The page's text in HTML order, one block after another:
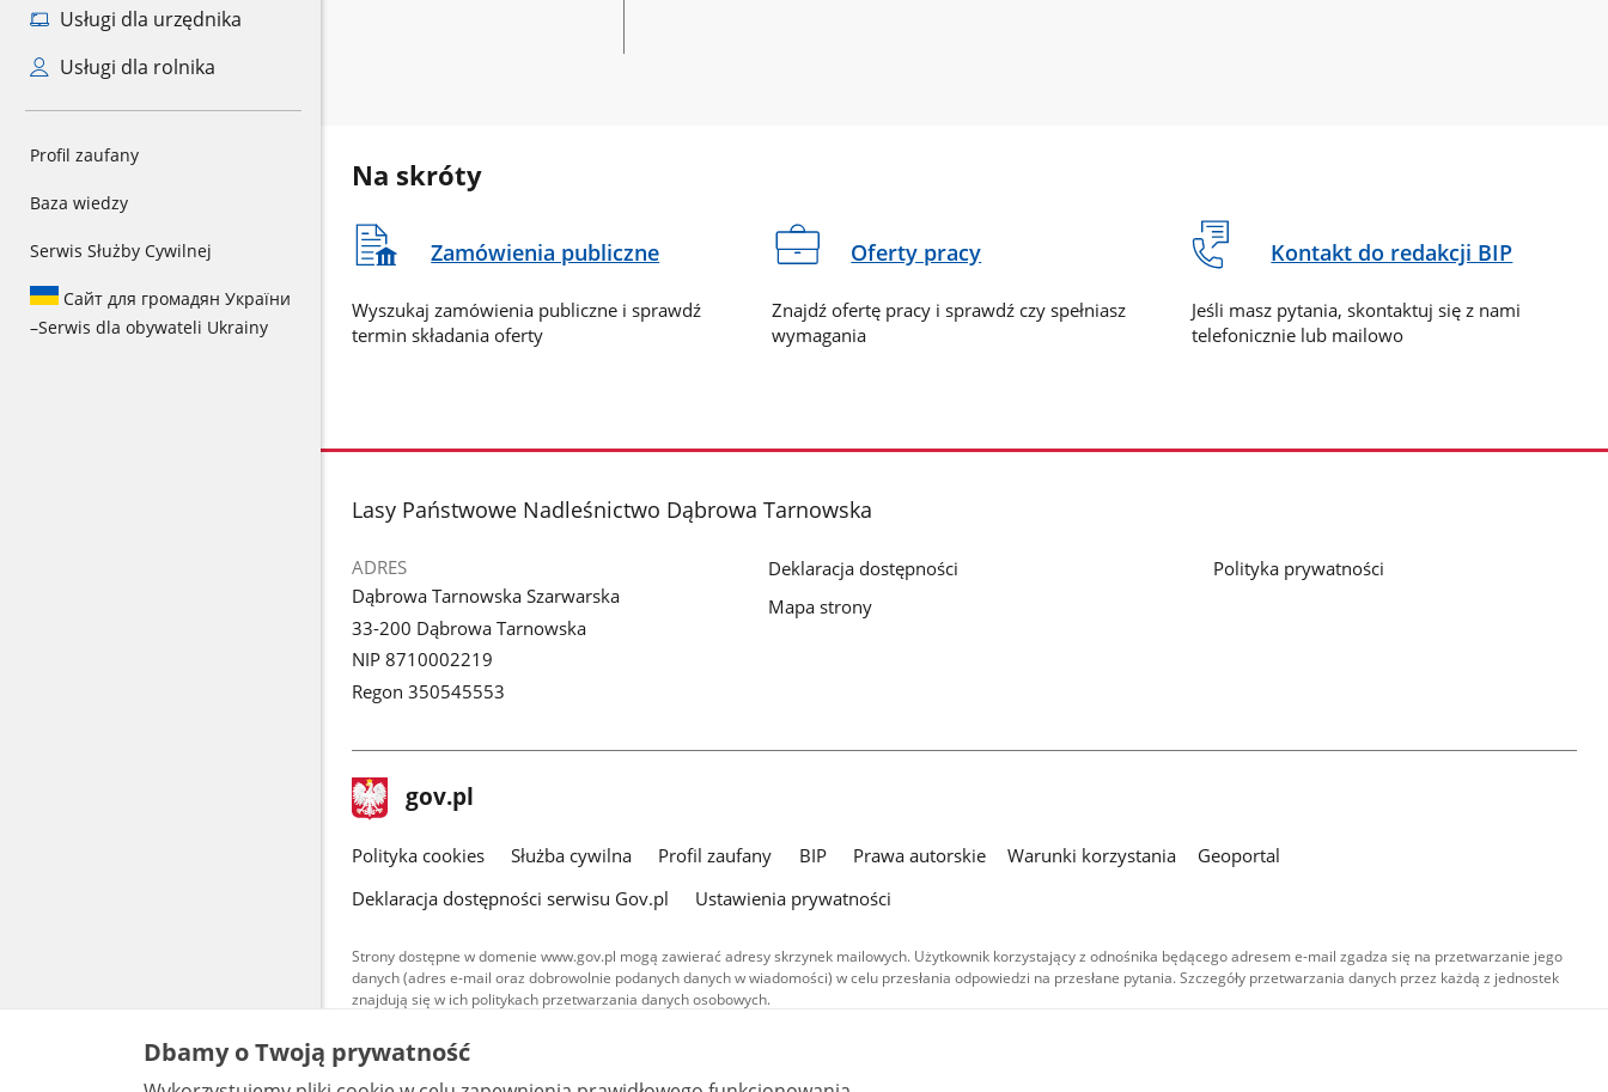
Usługi dla urzędnika
Usługi dla rolnika
Profil zaufany
Baza wiedzy
Serwis Służby Cywilnej
Сайт для громадян України
–Serwis dla obywateli Ukrainy
Na skróty
Zamówienia publiczne
Wyszukaj zamówienia publiczne i sprawdź
termin składania oferty
Oferty pracy
Znajdź ofertę pracy i sprawdź czy spełniasz
wymagania
Kontakt do redakcji BIP
Jeśli masz pytania, skontaktuj się z nami
telefonicznie lub mailowo
stopka
Lasy Państwowe Nadleśnictwo Dąbrowa Tarnowska
ADRES
Dąbrowa Tarnowska Szarwarska
33-200 Dąbrowa Tarnowska
NIP 8710002219
Regon 350545553
Deklaracja dostępności
Mapa strony
Polityka prywatności
stopka
gov.pl Strona
gov.pl
gov.pl
Polityka cookies Służba cywilna Profil zaufany BIP Prawa autorskie Warunki korzystania
Geoportal
Deklaracja dostępności serwisu Gov.pl
Ustawienia prywatności
Strony dostępne w domenie www.gov.pl mogą zawierać adresy skrzynek mailowych. Użytkownik korzystający z odnośnika będącego adresem e-mail zgadza się na przetwarzanie jego
danych (adres e-mail oraz dobrowolnie podanych danych w wiadomości) w celu przesłania odpowiedzi na przesłane pytania. Szczegóły przetwarzania danych przez każdą z jednostek
znajdują się w ich politykach przetwarzania danych osobowych.
Treści tekstowe publikowane w serwisie (z wyłączeniem treści audiowizualnych), są
udostępniane na licencji typu Creative Commons: uznanie autorstwa - na tych samych
warunkach 4.0 (CC BY-SA 4.0). Materiały audiowizualne, w tym zdjęcia, materiały audio i wideo,
Dbamy o Twoją prywatność